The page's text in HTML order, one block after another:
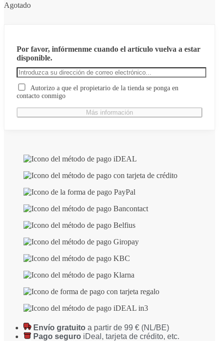
Agotado
Por favor, infórmenme cuando el artículo vuelva a estar
disponible.
Autorizo a que el propietario de la tienda se ponga en
contacto conmigo
Envío gratuito a partir de 99 € (NL/BE)
Pago seguro iDeal, tarjeta de crédito, etc.